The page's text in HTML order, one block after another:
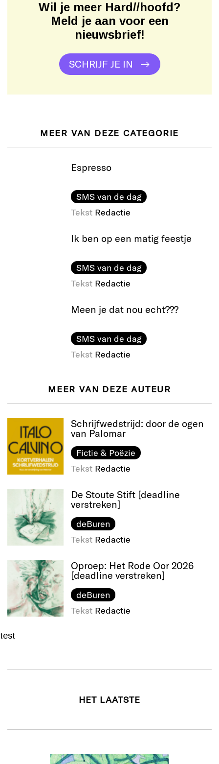
Wil je meer Hard//hoofd?
Meld je aan voor een
nieuwsbrief!
SCHRIJF JE IN
MEER VAN DEZE CATEGORIE
Espresso
SMS van de dag
Tekst Redactie
Ik ben op een matig feestje
SMS van de dag
Tekst Redactie
Meen je dat nou echt???
SMS van de dag
Tekst Redactie
MEER VAN DEZE AUTEUR
Schrijfwedstrijd: door de ogen
van Palomar
Fictie & Poëzie
Tekst Redactie
De Stoute Stift [deadline
verstreken]
deBuren
Tekst Redactie
Oproep: Het Rode Oor 2026
[deadline verstreken]
deBuren
Tekst Redactie
test
HET LAATSTE